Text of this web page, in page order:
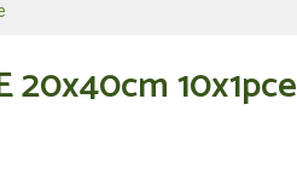
20x40cm 10x1pce